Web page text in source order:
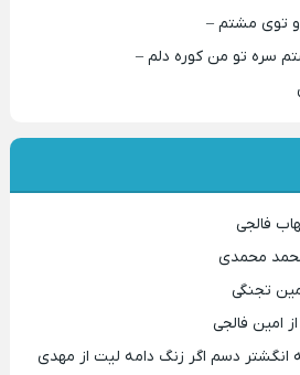
توی مشتم –
سره تو من کوره دلم –
محمدی
تجنگی
امین فالجی
انگشتر دسم اگر زنگ دامه لیت از مهدی